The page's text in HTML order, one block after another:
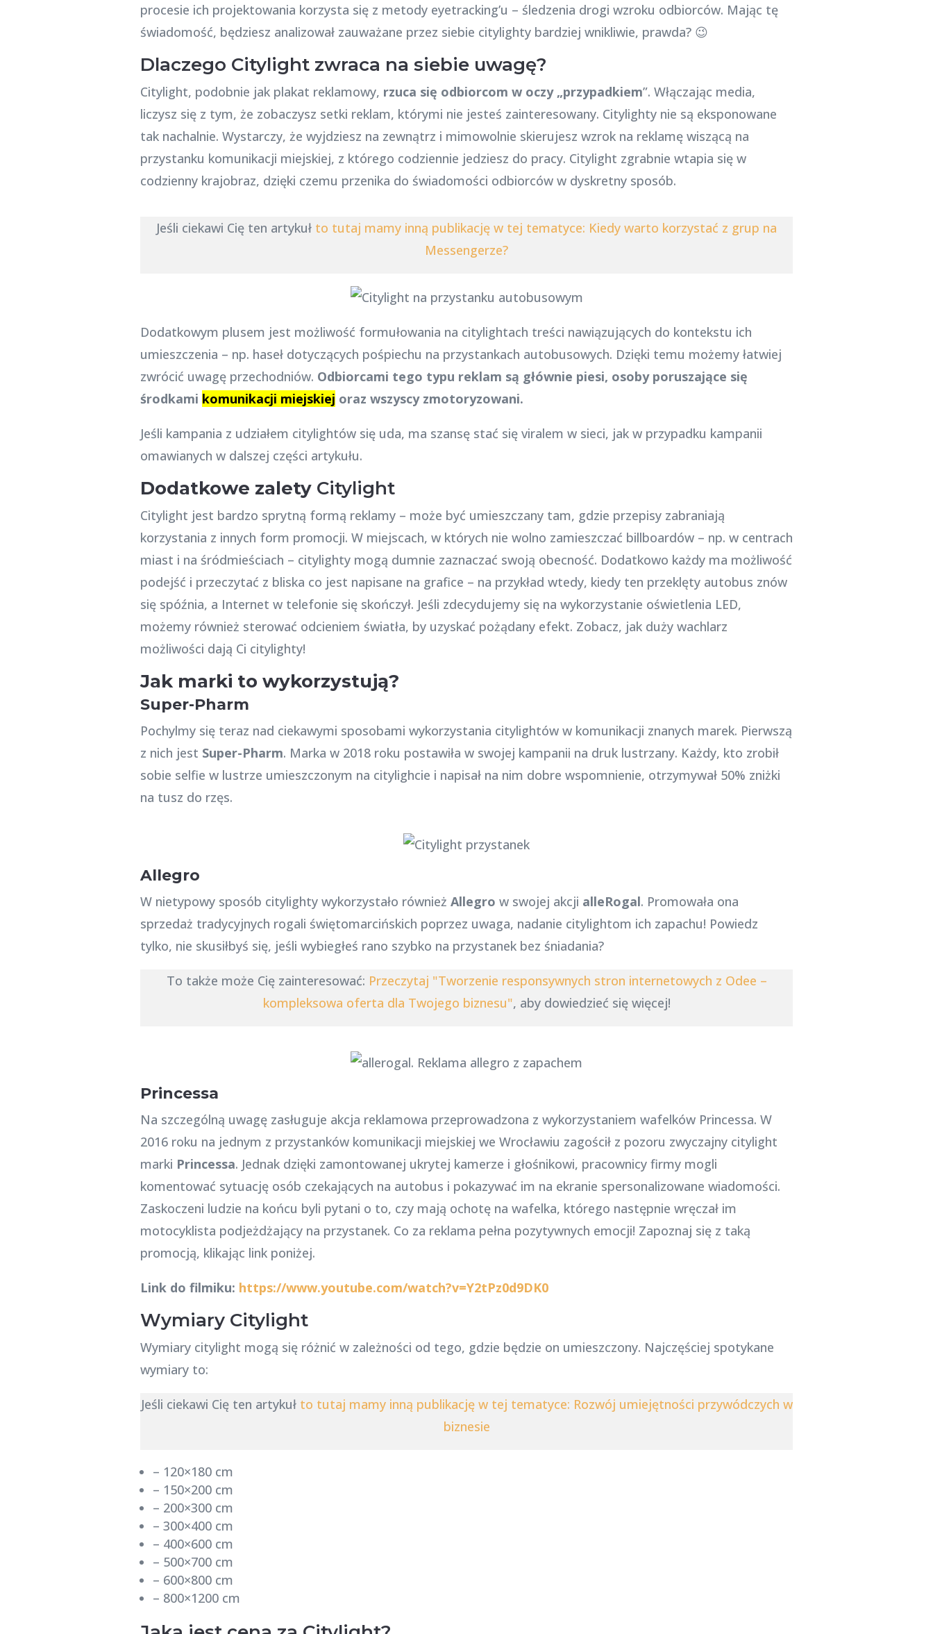
procesie ich projektowania korzysta się z metody eyetracking’u – śledzenia drogi wzroku odbiorców. Mając tę
świadomość, będziesz analizował zauważane przez siebie citylighty bardziej wnikliwie, prawda? 😉
Dlaczego Citylight zwraca na siebie uwagę?
Citylight, podobnie jak plakat reklamowy, rzuca się odbiorcom w oczy „przypadkiem”. Włączając media,
liczysz się z tym, że zobaczysz setki reklam, którymi nie jesteś zainteresowany. Citylighty nie są eksponowane
tak nachalnie. Wystarczy, że wyjdziesz na zewnątrz i mimowolnie skierujesz wzrok na reklamę wiszącą na
przystanku komunikacji miejskiej, z którego codziennie jedziesz do pracy. Citylight zgrabnie wtapia się w
codzienny krajobraz, dzięki czemu przenika do świadomości odbiorców w dyskretny sposób.
Jeśli ciekawi Cię ten artykuł to tutaj mamy inną publikację w tej tematyce: Kiedy warto korzystać z grup na
Messengerze?
Dodatkowym plusem jest możliwość formułowania na citylightach treści nawiązujących do kontekstu ich
umieszczenia – np. haseł dotyczących pośpiechu na przystankach autobusowych. Dzięki temu możemy łatwiej
zwrócić uwagę przechodniów. Odbiorcami tego typu reklam są głównie piesi, osoby poruszające się
środkami komunikacji miejskiej oraz wszyscy zmotoryzowani.
Jeśli kampania z udziałem citylightów się uda, ma szansę stać się viralem w sieci, jak w przypadku kampanii
omawianych w dalszej części artykułu.
Dodatkowe zaletyCitylight
Citylight jest bardzo sprytną formą reklamy – może być umieszczany tam, gdzie przepisy zabraniają
korzystania z innych form promocji. W miejscach, w których nie wolno zamieszczać billboardów – np. w centrach
miast i na śródmieściach – citylighty mogą dumnie zaznaczać swoją obecność. Dodatkowo każdy ma możliwość
podejść i przeczytać z bliska co jest napisane na grafice – na przykład wtedy, kiedy ten przeklęty autobus znów
się spóźnia, a Internet w telefonie się skończył. Jeśli zdecydujemy się na wykorzystanie oświetlenia LED,
możemy również sterować odcieniem światła, by uzyskać pożądany efekt. Zobacz, jak duży wachlarz
możliwości dają Ci citylighty!
Jak marki to wykorzystują?
Super-Pharm
Pochylmy się teraz nad ciekawymi sposobami wykorzystania citylightów w komunikacji znanych marek. Pierwszą
z nich jest Super-Pharm. Marka w 2018 roku postawiła w swojej kampanii na druk lustrzany. Każdy, kto zrobił
sobie selfie w lustrze umieszczonym na citylighcie i napisał na nim dobre wspomnienie, otrzymywał 50% zniżki
na tusz do rzęs.
Allegro
W nietypowy sposób citylighty wykorzystało również Allegro w swojej akcji alleRogal. Promowała ona
sprzedaż tradycyjnych rogali świętomarcińskich poprzez uwaga, nadanie citylightom ich zapachu! Powiedz
tylko, nie skusiłbyś się, jeśli wybiegłeś rano szybko na przystanek bez śniadania?
To także może Cię zainteresować: Przeczytaj "Tworzenie responsywnych stron internetowych z Odee –
kompleksowa oferta dla Twojego biznesu", aby dowiedzieć się więcej!
Princessa
Na szczególną uwagę zasługuje akcja reklamowa przeprowadzona z wykorzystaniem wafelków Princessa. W
2016 roku na jednym z przystanków komunikacji miejskiej we Wrocławiu zagościł z pozoru zwyczajny citylight
marki Princessa. Jednak dzięki zamontowanej ukrytej kamerze i głośnikowi, pracownicy firmy mogli
komentować sytuację osób czekających na autobus i pokazywać im na ekranie spersonalizowane wiadomości.
Zaskoczeni ludzie na końcu byli pytani o to, czy mają ochotę na wafelka, którego następnie wręczał im
motocyklista podjeżdżający na przystanek. Co za reklama pełna pozytywnych emocji! Zapoznaj się z taką
promocją, klikając link poniżej.
Link do filmiku: https://www.youtube.com/watch?v=Y2tPz0d9DK0
Wymiary Citylight
Wymiary citylight mogą się różnić w zależności od tego, gdzie będzie on umieszczony. Najczęściej spotykane
wymiary to:
Jeśli ciekawi Cię ten artykuł to tutaj mamy inną publikację w tej tematyce: Rozwój umiejętności przywódczych w
biznesie
– 120×180 cm
– 150×200 cm
– 200×300 cm
– 300×400 cm
– 400×600 cm
– 500×700 cm
– 600×800 cm
– 800×1200 cm